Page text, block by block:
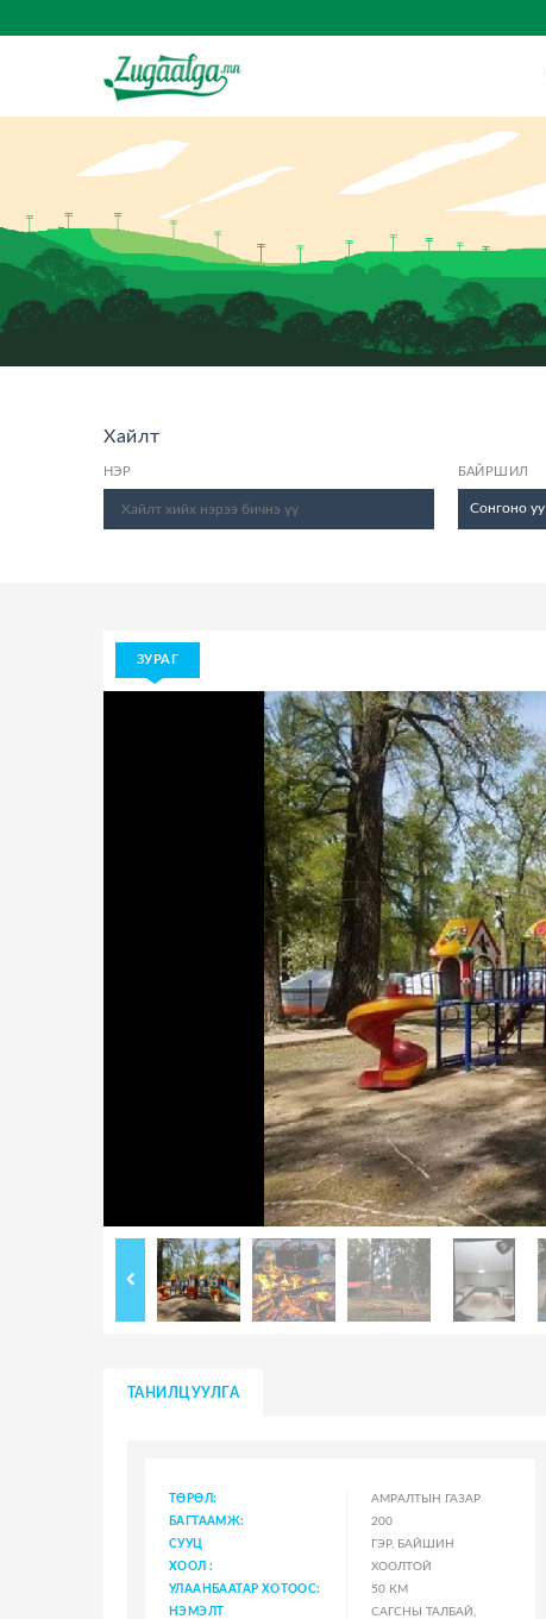
Хайлт
НЭР БАЙРШИЛ
Сонгоно уу
ЗУРАГ
ТАНИЛЦУУЛГА
ТӨРӨЛ:
АМРАЛТЫН ГАЗАР
БАГТААМЖ:
200
СУУЦ
ГЭР, БАЙШИН
ХООЛ :
ХООЛТОЙ
УЛААНБААТАР ХОТООС:
50 КМ
НЭМЭЛТ
САГСНЫ ТАЛБАЙ,